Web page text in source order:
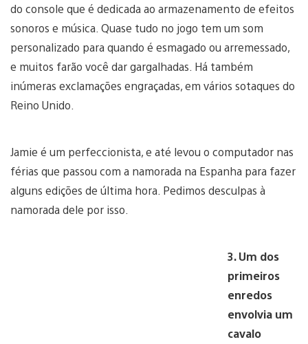
do console que é dedicada ao armazenamento de efeitos
sonoros e música. Quase tudo no jogo tem um som
personalizado para quando é esmagado ou arremessado,
e muitos farão você dar gargalhadas. Há também
inúmeras exclamações engraçadas, em vários sotaques do
Reino Unido.
Jamie é um perfeccionista, e até levou o computador nas
férias que passou com a namorada na Espanha para fazer
alguns edições de última hora. Pedimos desculpas à
namorada dele por isso.
3. Um dos
primeiros
enredos
envolvia um
cavalo